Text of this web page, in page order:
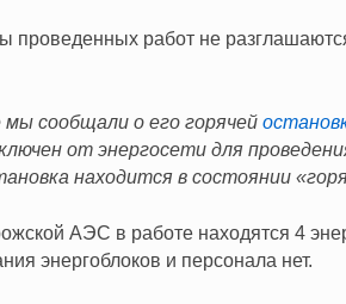
проведенных работ не
сообщали о его горячей
от энергосети для
находится в состоянии
АЭС в работе находятся 4
энергоблоков и персонала нет.